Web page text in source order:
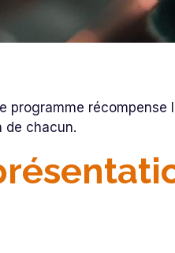
programme récompense
de chacun.